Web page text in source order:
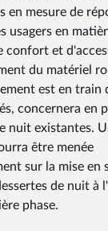
en mesure de
usagers en
confort et
du matériel
est en train
concernera en
nuit existantes.
être menée
sur la mise en
de nuit à
phase.